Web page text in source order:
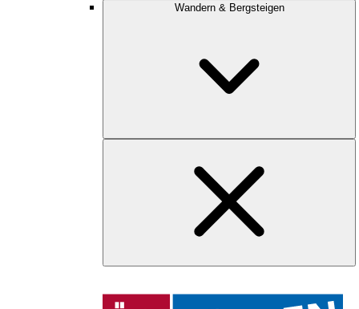
Wandern & Bergsteigen